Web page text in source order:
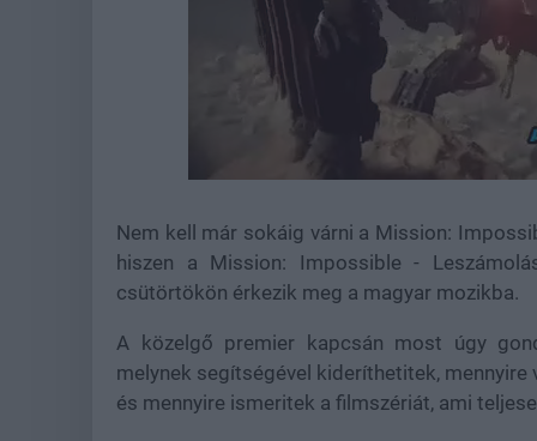
44.57%
Nem kell már sokáig várni a Mission:
hiszen a Mission: Impossible -
csütörtökön érkezik meg a magyar mozikba.
A közelgő premier kapcsán most úgy
melynek segítségével kideríthetitek,
és mennyire ismeritek a filmszériát, ami